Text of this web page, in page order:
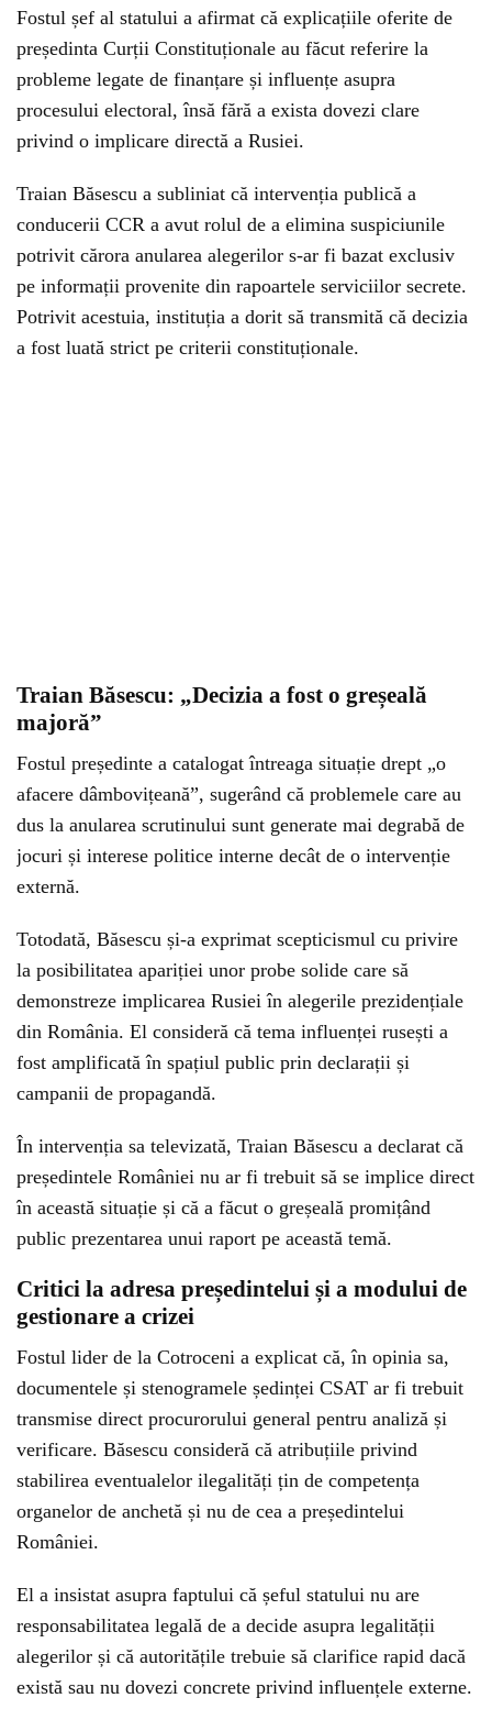
Fostul șef al statului a afirmat că explicațiile oferite de
președinta Curții Constituționale au făcut referire la
probleme legate de finanțare și influențe asupra
procesului electoral, însă fără a exista dovezi clare
privind o implicare directă a Rusiei.
Traian Băsescu a subliniat că intervenția publică a
conducerii CCR a avut rolul de a elimina suspiciunile
potrivit cărora anularea alegerilor s-ar fi bazat exclusiv
pe informații provenite din rapoartele serviciilor secrete.
Potrivit acestuia, instituția a dorit să transmită că decizia
a fost luată strict pe criterii constituționale.
Traian Băsescu: „Decizia a fost o greșeală
majoră”
Fostul președinte a catalogat întreaga situație drept „o
afacere dâmbovițeană”, sugerând că problemele care au
dus la anularea scrutinului sunt generate mai degrabă de
jocuri și interese politice interne decât de o intervenție
externă.
Totodată, Băsescu și-a exprimat scepticismul cu privire
la posibilitatea apariției unor probe solide care să
demonstreze implicarea Rusiei în alegerile prezidențiale
din România. El consideră că tema influenței rusești a
fost amplificată în spațiul public prin declarații și
campanii de propagandă.
În intervenția sa televizată, Traian Băsescu a declarat că
președintele României nu ar fi trebuit să se implice direct
în această situație și că a făcut o greșeală promițând
public prezentarea unui raport pe această temă.
Critici la adresa președintelui și a modului de
gestionare a crizei
Fostul lider de la Cotroceni a explicat că, în opinia sa,
documentele și stenogramele ședinței CSAT ar fi trebuit
transmise direct procurorului general pentru analiză și
verificare. Băsescu consideră că atribuțiile privind
stabilirea eventualelor ilegalități țin de competența
organelor de anchetă și nu de cea a președintelui
României.
El a insistat asupra faptului că șeful statului nu are
responsabilitatea legală de a decide asupra legalității
alegerilor și că autoritățile trebuie să clarifice rapid dacă
există sau nu dovezi concrete privind influențele externe.